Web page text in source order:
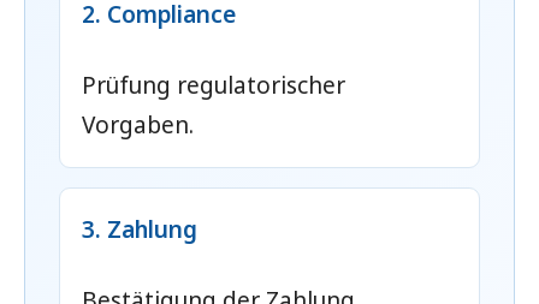
2. Compliance
Prüfung regulatorischer
Vorgaben.
3. Zahlung